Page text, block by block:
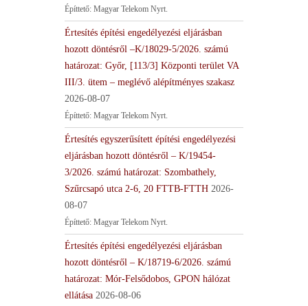
Építtető: Magyar Telekom Nyrt.
Értesítés építési engedélyezési eljárásban
hozott döntésről –K/18029-5/2026. számú
határozat: Győr, [113/3] Központi terület VA
III/3. ütem – meglévő alépítményes szakasz
2026-08-07
Építtető: Magyar Telekom Nyrt.
Értesítés egyszerűsített építési engedélyezési
eljárásban hozott döntésről – K/19454-
3/2026. számú határozat: Szombathely,
Szűrcsapó utca 2-6, 20 FTTB-FTTH 2026-
08-07
Építtető: Magyar Telekom Nyrt.
Értesítés építési engedélyezési eljárásban
hozott döntésről – K/18719-6/2026. számú
határozat: Mór-Felsődobos, GPON hálózat
ellátása 2026-08-06